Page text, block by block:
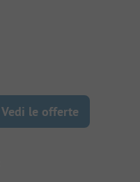
Vedi le offerte